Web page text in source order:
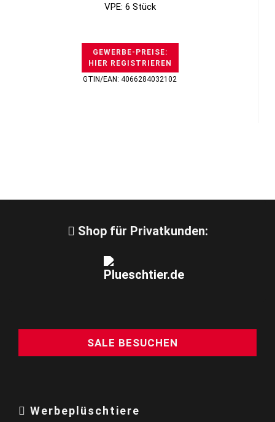
VPE: 6 Stück
GEWERBE-PREISE:
HIER REGISTRIEREN
GTIN/EAN: 4066284032102
Shop für Privatkunden:
SALE BESUCHEN
Werbeplüschtiere